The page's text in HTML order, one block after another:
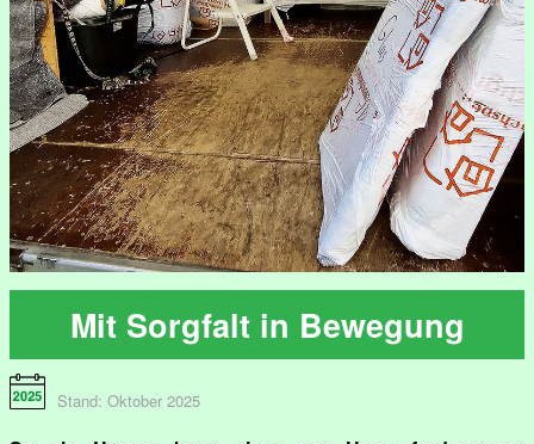
Mit Sorgfalt in Bewegung
Stand: Oktober 2025